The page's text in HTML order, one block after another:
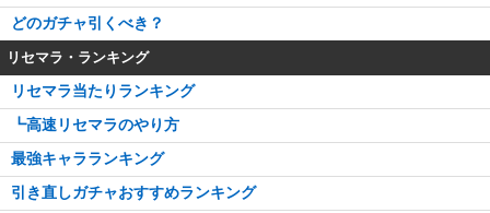
どのガチャ引くべき？
リセマラ・ランキング
リセマラ当たりランキング
┗高速リセマラのやり方
最強キャラランキング
引き直しガチャおすすめランキング